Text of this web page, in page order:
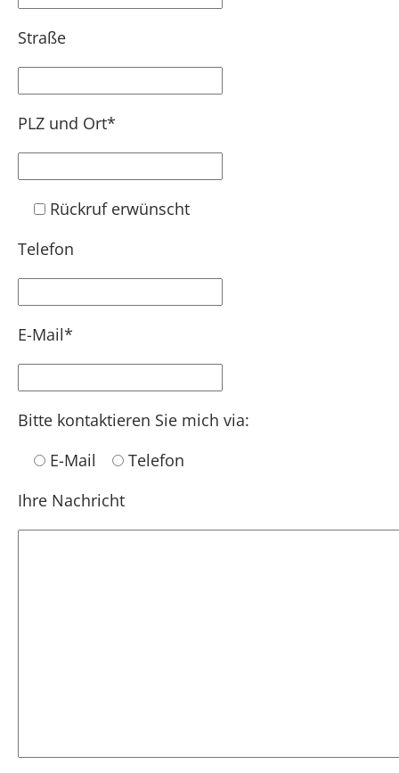
Straße
PLZ und Ort*
Rückruf erwünscht
Telefon
E-Mail*
Bitte kontaktieren Sie mich via:
E-Mail
Telefon
Ihre Nachricht